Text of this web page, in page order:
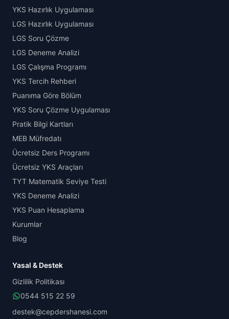
YKS Hazırlık Uygulaması
LGS Hazırlık Uygulaması
LGS Soru Çözme
LGS Deneme Analizi
LGS Çalışma Programı
YKS Tercih Rehberi
Puanıma Göre Bölüm
YKS Soru Çözme Uygulaması
Pratik Bilgi Kartları
MEB Müfredatı
Ücretsiz Ders Programı
Ücretsiz YKS Araçları
TYT Matematik Seviye Testi
YKS Deneme Analizi
YKS Puan Hesaplama
Kurumlar
Blog
Yasal & Destek
Gizlilik Politikası
0544 515 22 59
destek@cepdershanesi.com